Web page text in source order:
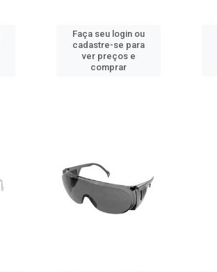
Faça seu login ou
cadastre-se para
ver preços e
comprar